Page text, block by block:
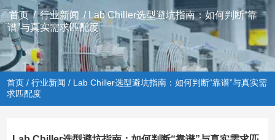
首页/行业新闻 / Lab Chiller选型避坑指南：如何判断“靠
谱”与真实需求匹配度
首页 /行业新闻 / Lab Chiller选型避坑指南：如何判断“靠谱”与真实需
求匹配度